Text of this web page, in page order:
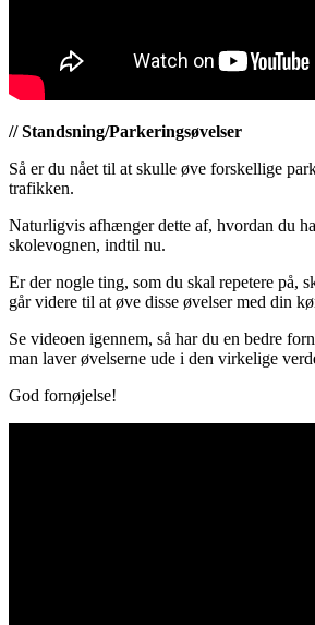
// Standsning/Parkeringsøvelser
Så er du nået til at skulle øve forskellige
trafikken.
Naturligvis afhænger dette af, hvordan du
skolevognen, indtil nu.
Er der nogle ting, som du skal repetere på,
går videre til at øve disse øvelser med din
Se videoen igennem, så har du en bedre
man laver øvelserne ude i den virkelige
God fornøjelse!